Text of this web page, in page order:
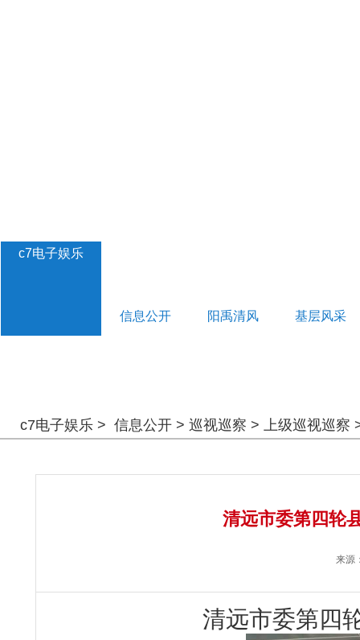
c7电子娱乐
信息公开 阳禹清风 基层风采
c7电子娱乐 > 信息公开 > 巡视巡察 > 上级巡视巡察
清远市委第四轮
来源
清远市委第四